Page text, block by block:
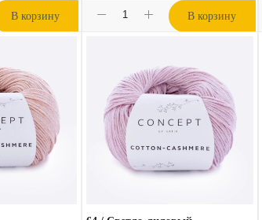
В корзину В корзину